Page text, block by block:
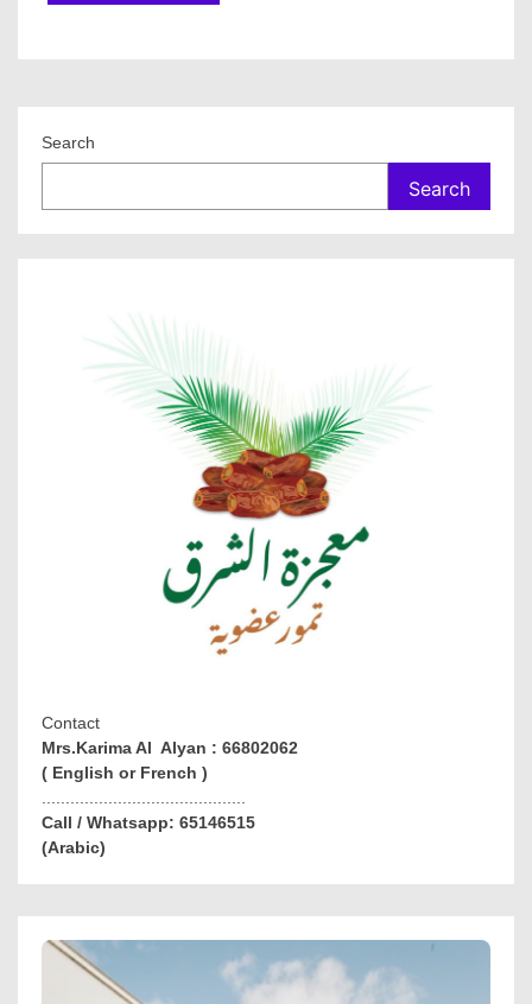
Search
Search
Contact
Mrs.Karima Al Alyan : 66802062
( English or French )
...........................................
Call / Whatsapp: 65146515
(Arabic)